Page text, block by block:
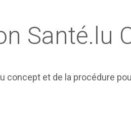
Santé.lu
concept et de la procédure